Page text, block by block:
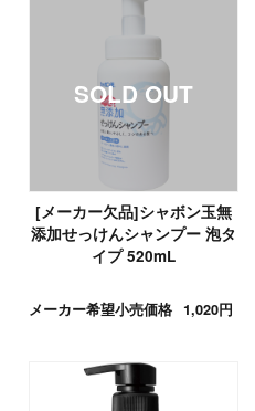
[メーカー欠品]シャボン玉無
添加せっけんシャンプー 泡タ
イプ 520mL
メーカー希望小売価格 1,020円